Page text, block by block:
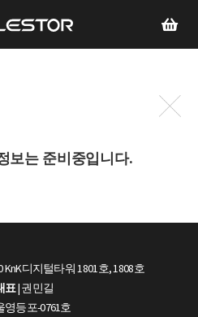
보는 준비중입니다.
디지털타워 1801호, 1808호
표| 권민길
영등포-0761호